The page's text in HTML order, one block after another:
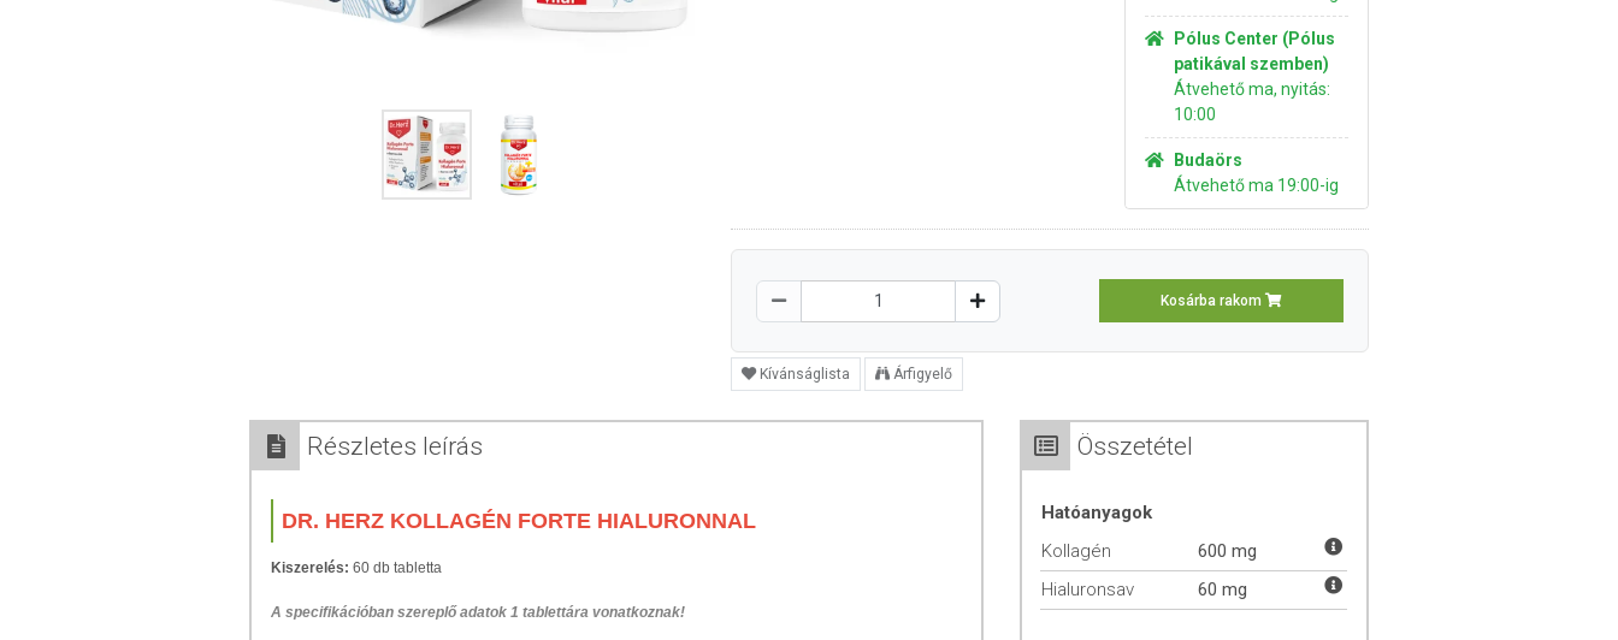
Pólus Center (Pólus
patikával szemben)
Átvehető ma, nyitás:
10:00
Budaörs
Átvehető ma 19:00-ig
Kosárba rakom
Kívánságlista Árfigyelő
Részletes leírás
DR. HERZ KOLLAGÉN FORTE HIALURONNAL
Kiszerelés: 60 db tabletta
A specifikációban szereplő adatok 1 tablettára vonatkoznak!
Összetétel
Hatóanyagok
Kollagén
600 mg
Hialuronsav
60 mg